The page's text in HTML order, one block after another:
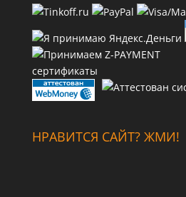
сертификаты
НРАВИТСЯ САЙТ? ЖМИ!